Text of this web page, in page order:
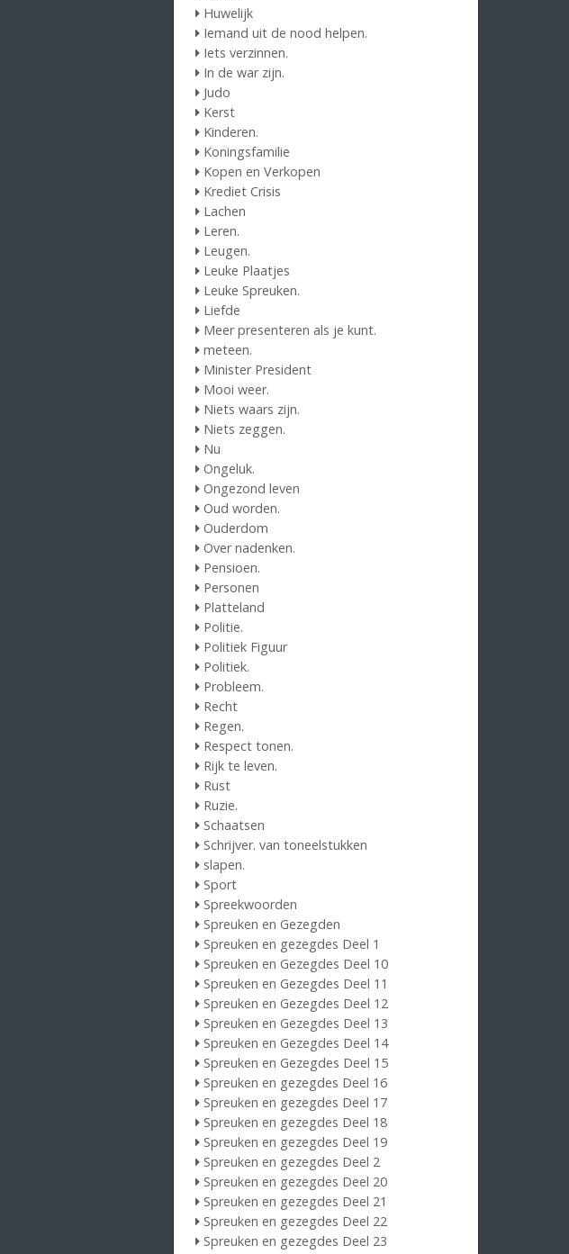
Huwelijk
Iemand uit de nood helpen.
Iets verzinnen.
In de war zijn.
Judo
Kerst
Kinderen.
Koningsfamilie
Kopen en Verkopen
Krediet Crisis
Lachen
Leren.
Leugen.
Leuke Plaatjes
Leuke Spreuken.
Liefde
Meer presenteren als je kunt.
meteen.
Minister President
Mooi weer.
Niets waars zijn.
Niets zeggen.
Nu
Ongeluk.
Ongezond leven
Oud worden.
Ouderdom
Over nadenken.
Pensioen.
Personen
Platteland
Politie.
Politiek Figuur
Politiek.
Probleem.
Recht
Regen.
Respect tonen.
Rijk te leven.
Rust
Ruzie.
Schaatsen
Schrijver. van toneelstukken
slapen.
Sport
Spreekwoorden
Spreuken en Gezegden
Spreuken en gezegdes Deel 1
Spreuken en Gezegdes Deel 10
Spreuken en Gezegdes Deel 11
Spreuken en Gezegdes Deel 12
Spreuken en Gezegdes Deel 13
Spreuken en Gezegdes Deel 14
Spreuken en Gezegdes Deel 15
Spreuken en gezegdes Deel 16
Spreuken en gezegdes Deel 17
Spreuken en gezegdes Deel 18
Spreuken en gezegdes Deel 19
Spreuken en gezegdes Deel 2
Spreuken en gezegdes Deel 20
Spreuken en gezegdes Deel 21
Spreuken en gezegdes Deel 22
Spreuken en gezegdes Deel 23